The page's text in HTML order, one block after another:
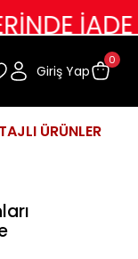
DEĞİŞİM
Giriş Yap
0
ÜRÜNLER